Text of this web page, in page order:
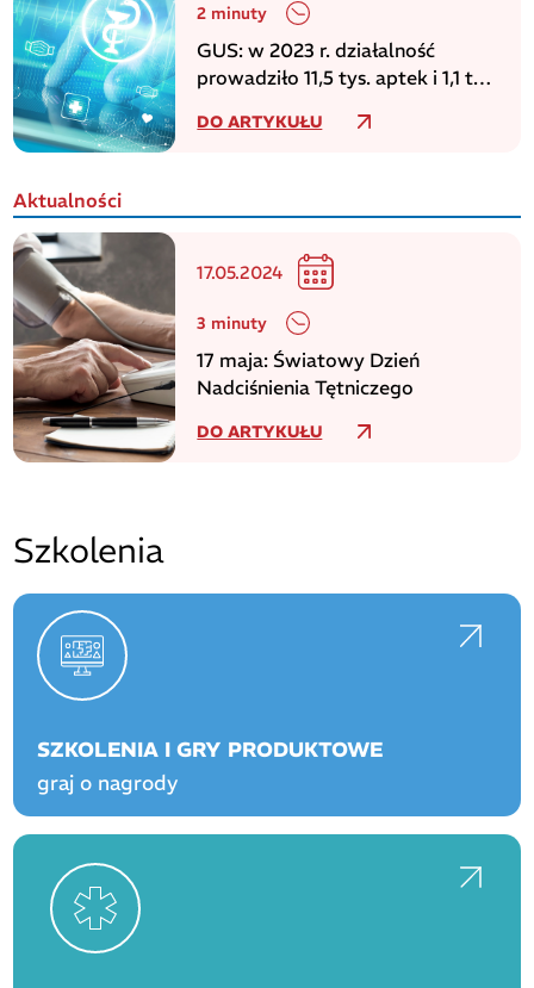
2 minuty
GUS: w 2023 r. działalność
prowadziło 11,5 tys. aptek i 1,1 tys.
DO ARTYKUŁU
Aktualności
17.05.2024
3 minuty
17 maja: Światowy Dzień
Nadciśnienia Tętniczego
DO ARTYKUŁU
Szkolenia
SZKOLENIA I GRY PRODUKTOWE
graj o nagrody